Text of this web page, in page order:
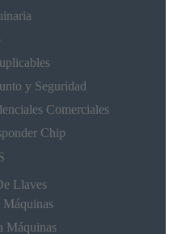
y Seguridad
Comerciales
Chip
Llaves
Máquinas
Máquinas